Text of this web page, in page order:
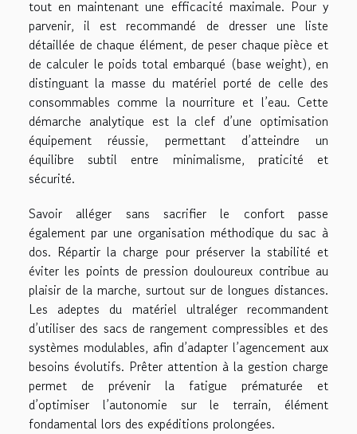
tout en maintenant une efficacité maximale. Pour y
parvenir, il est recommandé de dresser une liste
détaillée de chaque élément, de peser chaque pièce et
de calculer le poids total embarqué (base weight), en
distinguant la masse du matériel porté de celle des
consommables comme la nourriture et l’eau. Cette
démarche analytique est la clef d’une optimisation
équipement réussie, permettant d’atteindre un
équilibre subtil entre minimalisme, praticité et
sécurité.
Savoir alléger sans sacrifier le confort passe
également par une organisation méthodique du sac à
dos. Répartir la charge pour préserver la stabilité et
éviter les points de pression douloureux contribue au
plaisir de la marche, surtout sur de longues distances.
Les adeptes du matériel ultraléger recommandent
d’utiliser des sacs de rangement compressibles et des
systèmes modulables, afin d’adapter l’agencement aux
besoins évolutifs. Prêter attention à la gestion charge
permet de prévenir la fatigue prématurée et
d’optimiser l’autonomie sur le terrain, élément
fondamental lors des expéditions prolongées.